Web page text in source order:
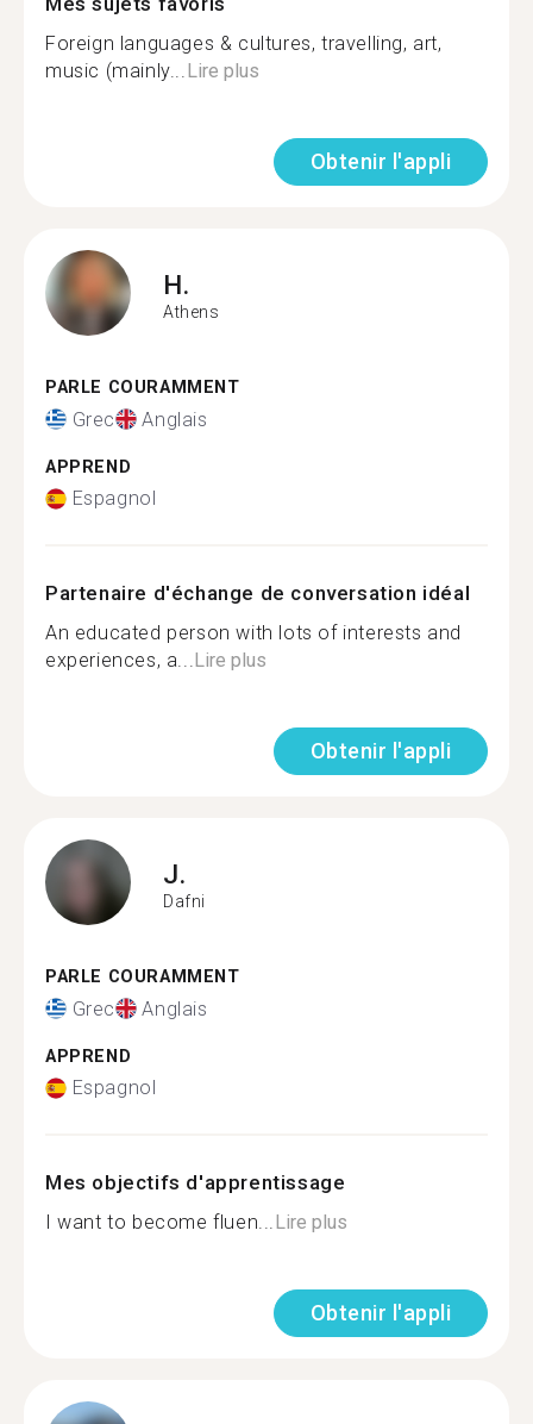
Foreign languages & cultures, travelling, art,
music (mainly...Lire plus
Obtenir l'appli
H.
Athens
PARLE COURAMMENT
Grec Anglais
APPREND
Espagnol
Partenaire d'échange de conversation idéal
An educated person with lots of interests and
experiences, a...Lire plus
Obtenir l'appli
J.
Dafni
PARLE COURAMMENT
Grec Anglais
APPREND
Espagnol
Mes objectifs d'apprentissage
I want to become fluen...Lire plus
Obtenir l'appli